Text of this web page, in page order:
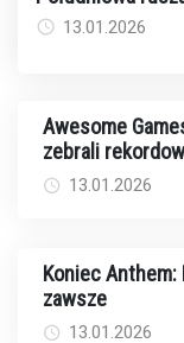
13.01.2026
Awesome
zebrali
rakiem13.01.2026
Koniec Anthem:
zawsze
13.01.2026